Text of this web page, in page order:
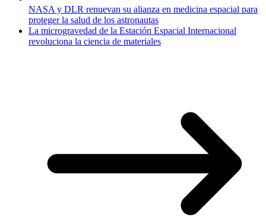
NASA y DLR renuevan su alianza en medicina espacial para
proteger la salud de los astronautas
La microgravedad de la Estación Espacial Internacional
revoluciona la ciencia de materiales